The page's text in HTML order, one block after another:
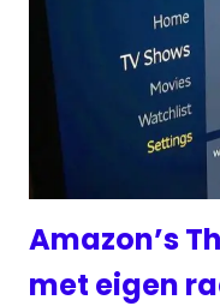
Amazon’s
met eigen